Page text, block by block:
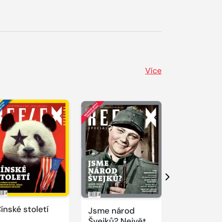
Více
století
Jsme národ
Další